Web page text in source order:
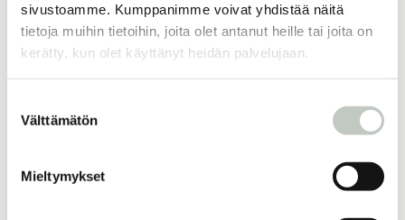
sivustoamme. Kumppanimme voivat yhdistää näitä
tietoja muihin tietoihin, joita olet antanut heille tai joita on
kerätty, kun olet käyttänyt heidän palvelujaan.
valinta
Välttämätön
Mieltymykset
Joogatuotteet Varastontyhjennys
Lisää samankaltaisia